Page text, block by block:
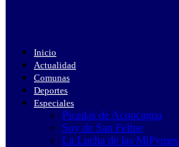
Inicio
Actualidad
Comunas
Deportes
Especiales
Picadas de Aconcagua
Soy de San Felipe
La Lucha de las MiPymes